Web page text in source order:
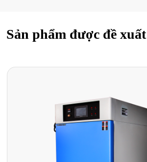
Sản phẩm được đề xuất